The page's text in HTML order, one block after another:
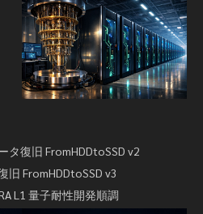
タ復旧 FromHDDtoSSD v2
FromHDDtoSSD v3
L1 量子耐性開発順調